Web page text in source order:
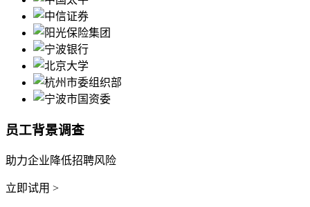
员工背景调查
助力企业降低招聘风险
立即试用 >